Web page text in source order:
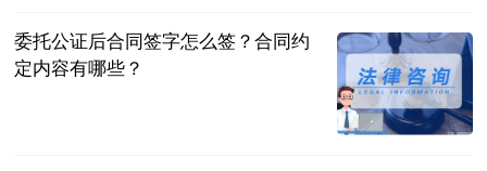
委托公证后合同签字怎么签？合同约
定内容有哪些？